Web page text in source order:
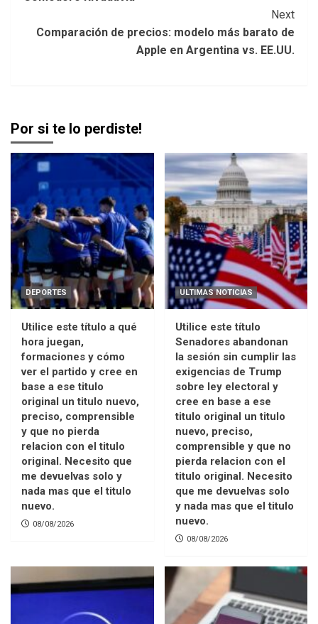
Next
Comparación de precios: modelo más barato de
Apple en Argentina vs. EE.UU.
Por si te lo perdiste!
DEPORTES
Utilice este título a qué
hora juegan,
formaciones y cómo
ver el partido y cree en
base a ese titulo
original un titulo nuevo,
preciso, comprensible
y que no pierda
relacion con el titulo
original. Necesito que
me devuelvas solo y
nada mas que el titulo
nuevo.
08/08/2026
ULTIMAS NOTICIAS
Utilice este título
Senadores abandonan
la sesión sin cumplir las
exigencias de Trump
sobre ley electoral y
cree en base a ese
titulo original un titulo
nuevo, preciso,
comprensible y que no
pierda relacion con el
titulo original. Necesito
que me devuelvas solo
y nada mas que el titulo
nuevo.
08/08/2026